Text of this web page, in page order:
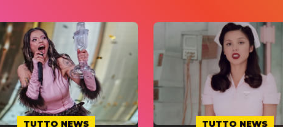
TUTTO NEWS TUTTO NEWS